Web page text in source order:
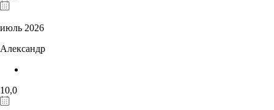
июль 2026
Александр
10,0